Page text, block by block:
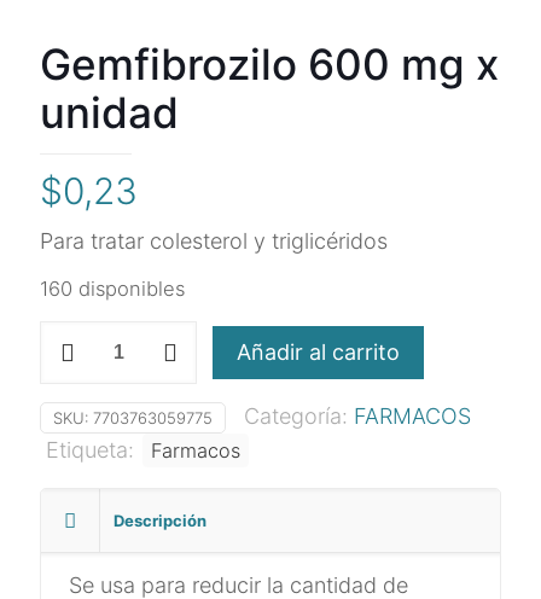
Gemfibrozilo 600 mg x
unidad
$0,23
Para tratar colesterol y triglicéridos
160 disponibles
600
unidad
Añadir al carrito
SKU: 7703763059775 Categoría: FARMACOS
Etiqueta:
Farmacos
Descripción
Se usa para reducir la cantidad de